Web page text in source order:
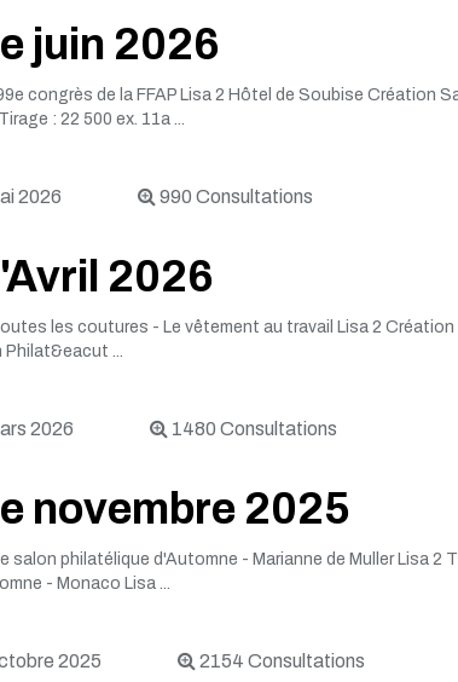
juin 2026
congrès de la FFAP Lisa 2 Hôtel de Soubise Création
: 22 500 ex. 11a ...
2026 990 Consultations
2026
les coutures - Le vêtement au travail Lisa 2 Création
Philat&eacut ...
2026 1480 Consultations
novembre 2025
salon philatélique d'Automne - Marianne de Muller Lisa 2
- Monaco Lisa ...
2025 2154 Consultations